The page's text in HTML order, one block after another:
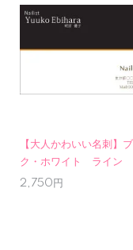
【大人かわいい名刺】
ク・ホワイト ライン
2,750円